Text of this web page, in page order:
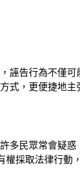
告行為不僅
式，更便捷地主
民眾常會疑
採取法律行